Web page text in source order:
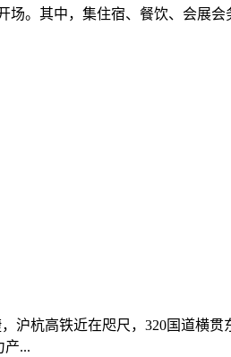
场。其中，集住宿、餐饮、会展会
杭高铁近在咫尺，320国道横
产...